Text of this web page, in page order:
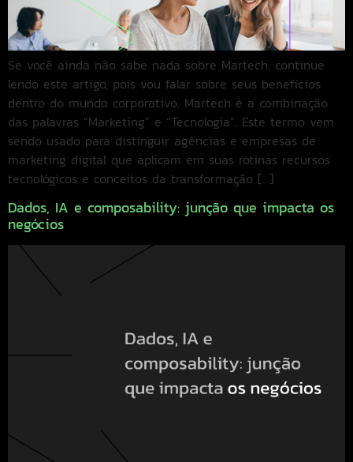
Se você ainda não sabe nada sobre Martech, continue
lendo este artigo, pois vou falar sobre seus benefícios
dentro do mundo corporativo. Martech é a combinação
das palavras “Marketing” e “Tecnologia”. Este termo vem
sendo usado para distinguir agências e empresas de
marketing digital que aplicam em suas rotinas recursos
tecnológicos e conceitos da transformação […]
Dados, IA e composability: junção que impacta os
negócios